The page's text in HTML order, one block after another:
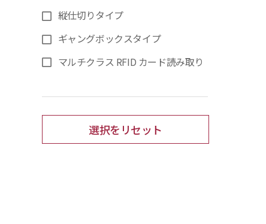
縦仕切りタイプ
ギャングボックスタイプ
マルチクラス RFID カード読み取り
選択をリセット